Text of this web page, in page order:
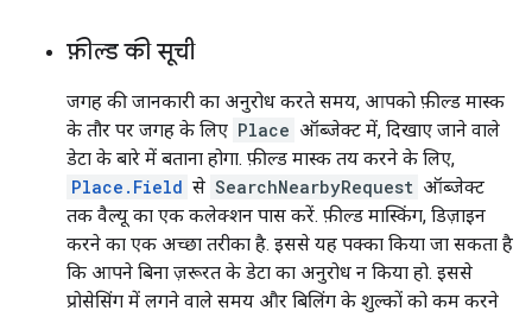
फ़ील्ड की सूची
जगह की जानकारी का अनुरोध करते समय, आपको फ़ील्ड मास्क
के तौर पर जगह के लिए Place ऑब्जेक्ट में, दिखाए जाने वाले
डेटा के बारे में बताना होगा. फ़ील्ड मास्क तय करने के लिए,
Place.Field से SearchNearbyRequest ऑब्जेक्ट
तक वैल्यू का एक कलेक्शन पास करें. फ़ील्ड मास्किंग, डिज़ाइन
करने का एक अच्छा तरीका है. इससे यह पक्का किया जा सकता है
कि आपने बिना ज़रूरत के डेटा का अनुरोध न किया हो. इससे
प्रोसेसिंग में लगने वाले समय और बिलिंग के शुल्कों को कम करने